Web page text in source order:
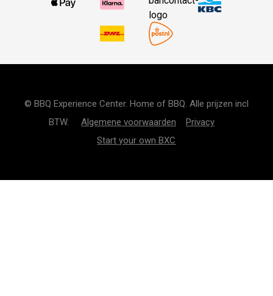
© BBQ Experience Center. Home of BBQ. Alle prijzen incl
BTW. Algemene voorwaarden
Privacy
Start your own BXC